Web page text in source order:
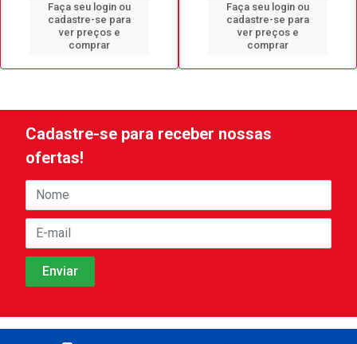
Faça seu login ou
cadastre-se para
ver preços e
comprar
Faça seu login ou
cadastre-se para
ver preços e
comprar
Cadastre-se para receber nossas
ofertas!